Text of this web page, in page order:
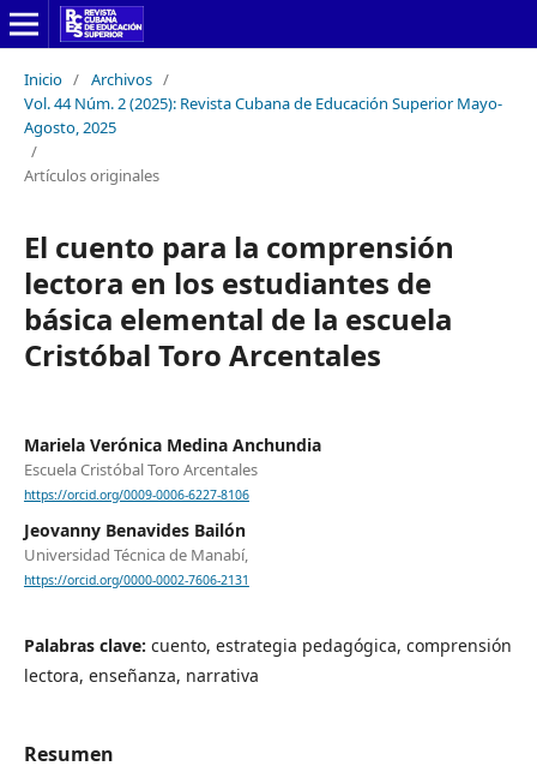
Inicio / Archivos /
Vol. 44 Núm. 2 (2025): Revista Cubana de Educación Superior Mayo-
Agosto, 2025
/
Artículos originales
El cuento para la comprensión
lectora en los estudiantes de
básica elemental de la escuela
Cristóbal Toro Arcentales
Mariela Verónica Medina Anchundia
Escuela Cristóbal Toro Arcentales
https://orcid.org/0009-0006-6227-8106
Jeovanny Benavides Bailón
Universidad Técnica de Manabí,
https://orcid.org/0000-0002-7606-2131
Palabras clave: cuento, estrategia pedagógica, comprensión
lectora, enseñanza, narrativa
Resumen